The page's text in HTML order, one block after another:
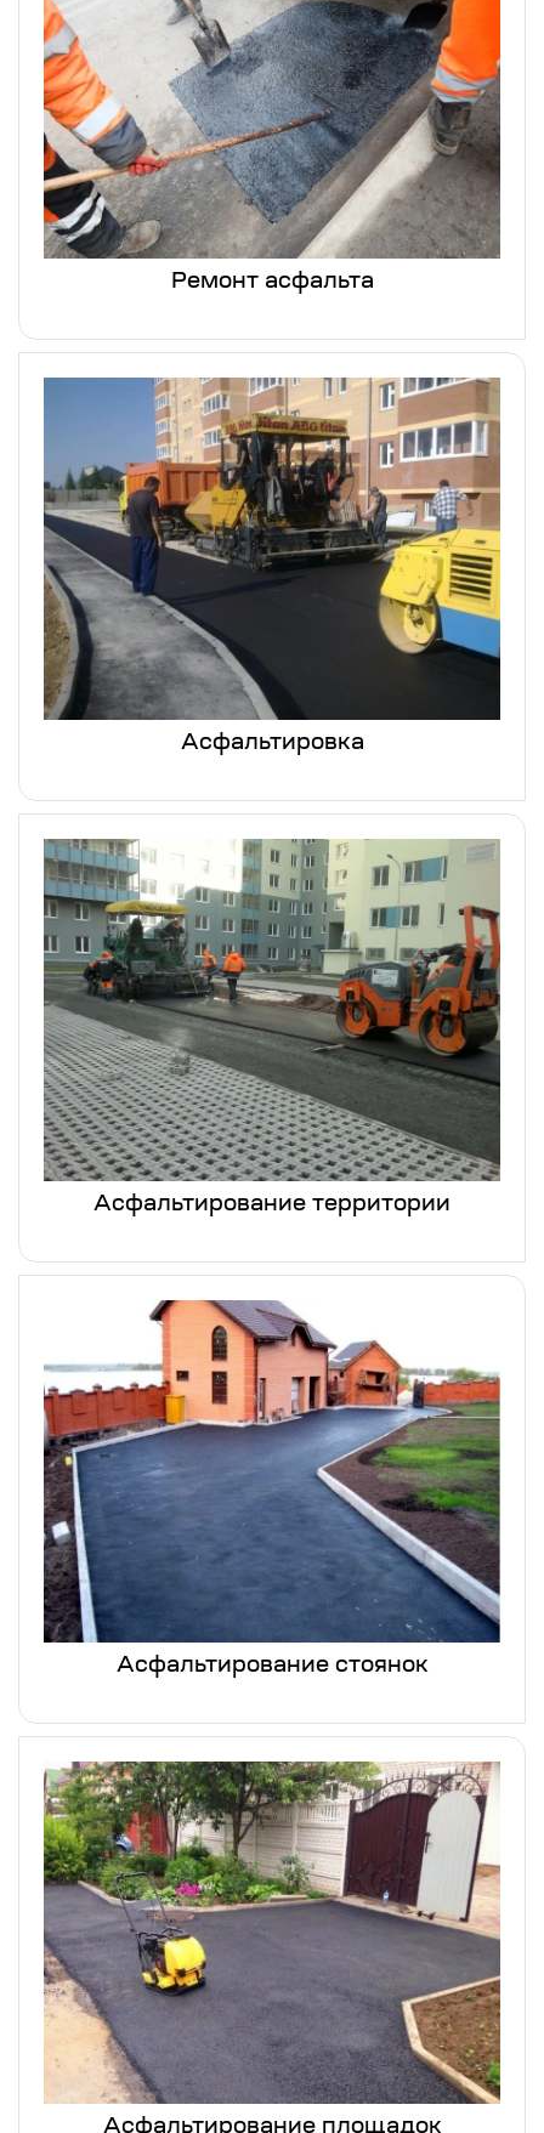
Ремонт асфальта
Асфальтировка
Асфальтирование территории
Асфальтирование стоянок
Асфальтирование площадок